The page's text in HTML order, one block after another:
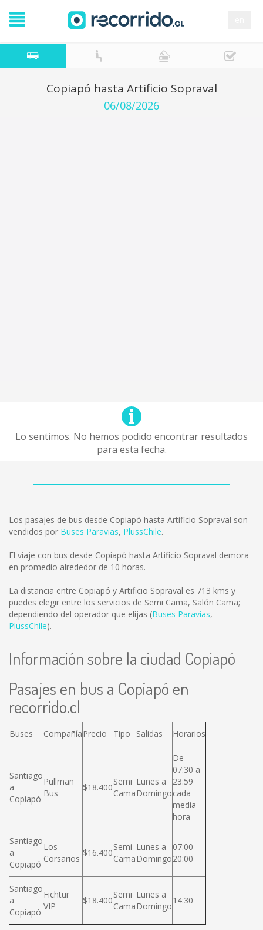
Copiapó hasta Artificio Sopraval
06/08/2026
Lo sentimos. No hemos podido encontrar resultados
para esta fecha.
Los pasajes de bus desde Copiapó hasta Artificio Sopraval son
vendidos por Buses Paravias, PlussChile.
El viaje con bus desde Copiapó hasta Artificio Sopraval demora
en promedio alrededor de 10 horas.
La distancia entre Copiapó y Artificio Sopraval es 713 kms y
puedes elegir entre los servicios de Semi Cama, Salón Cama;
dependiendo del operador que elijas (Buses Paravias,
PlussChile).
Información sobre la ciudad Copiapó
Pasajes en bus a Copiapó en
recorrido.cl
Buses CompañíaPrecio Tipo Salidas Horarios
Santiago
a
Copiapó
Pullman
Bus
$18.400
Semi
Cama
Lunes a
Domingo
De
07:30 a
23:59
cada
media
hora
Santiago
a
Copiapó
Los
Corsarios
$16.400
Semi
Cama
Lunes a
Domingo
07:00
20:00
Santiago
a
Copiapó
Fichtur
VIP
$18.400
Semi
Cama
Lunes a
Domingo
14:30